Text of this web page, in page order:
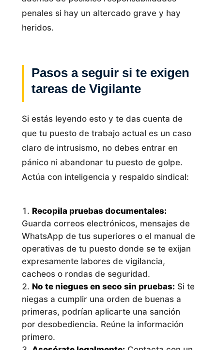
penales si hay un altercado grave y hay
heridos.
Pasos a seguir si te exigen
tareas de Vigilante
Si estás leyendo esto y te das cuenta de
que tu puesto de trabajo actual es un caso
claro de intrusismo, no debes entrar en
pánico ni abandonar tu puesto de golpe.
Actúa con inteligencia y respaldo sindical:
Recopila pruebas documentales:
Guarda correos electrónicos, mensajes de
WhatsApp de tus superiores o el manual de
operativas de tu puesto donde se te exijan
expresamente labores de vigilancia,
cacheos o rondas de seguridad.
No te niegues en seco sin pruebas: Si te
niegas a cumplir una orden de buenas a
primeras, podrían aplicarte una sanción
por desobediencia. Reúne la información
primero.